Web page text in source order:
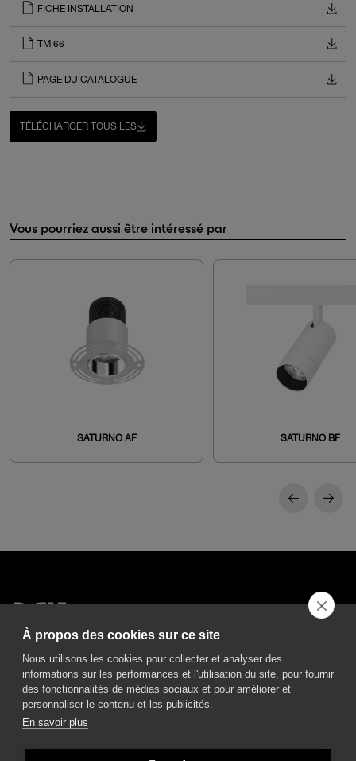
FICHE INSTALLATION
TM 66
PAGE DU CATALOGUE
TÉLÉCHARGER TOUS LES
Vous pourriez aussi être intéressé par
SATURNO AF SATURNO BF
50013 Campi Bisenzio Firenze - Italy
All rights reserved - VAT No. 02237280488 - REA: FI496272 - Share capital: €
À propos des cookies sur ce site
Nous utilisons les cookies pour collecter et analyser des
informations sur les performances et l'utilisation du site, pour fournir
des fonctionnalités de médias sociaux et pour améliorer et
personnaliser le contenu et les publicités.
En savoir plus